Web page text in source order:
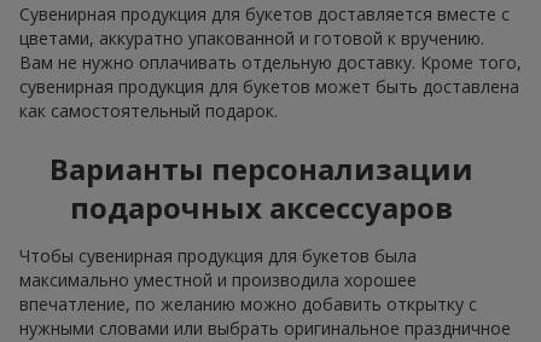
Сувенирная продукция для букетов доставляется вместе с
цветами, аккуратно упакованной и готовой к вручению.
Вам не нужно оплачивать отдельную доставку. Кроме того,
сувенирная продукция для букетов может быть доставлена
как самостоятельный подарок.
Варианты персонализации
подарочных аксессуаров
Чтобы сувенирная продукция для букетов была
максимально уместной и производила хорошее
впечатление, по желанию можно добавить открытку с
нужными словами или выбрать оригинальное праздничное